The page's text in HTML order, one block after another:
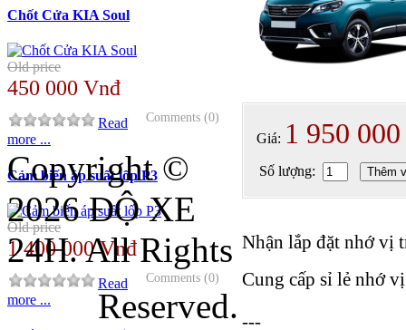
Giá: 1 950
Số lượng: Thêm
Nhận lắp đặt nhớ vị
Cung cấp sỉ lẻ nhớ
---
Chốt Cửa KIA Soul
Old price
450 000 Vnđ
Comments (0)
Read
more ...
Cảm biến áp suất lốp P3
Old price
1 400 000 Vnđ
Comments (0)
Read
more ...
Copyright ©
2026 ĐỘ XE
24H. All Rights
Reserved.